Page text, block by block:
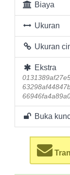
Biaya
Ukuran
Ukuran
Ekstra
Buka